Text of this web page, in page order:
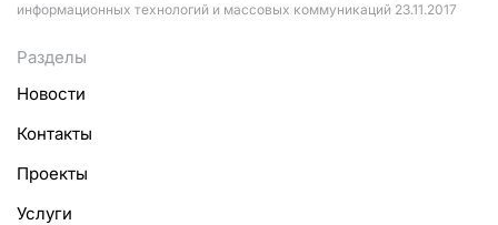
информационных технологий и массовых коммуникаций 23.11.2017
Разделы
Новости
Контакты
Проекты
Услуги